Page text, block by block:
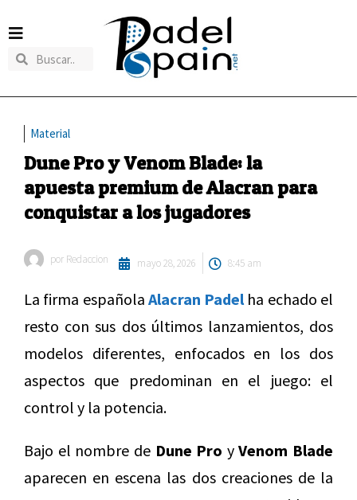
Material
Dune Pro y Venom Blade: la
apuesta premium de Alacran para
conquistar a los jugadores
por Redaccion mayo 28, 2026 8:45 am
La firma española Alacran Padelha echado el
resto con sus dos últimos lanzamientos, dos
modelos diferentes, enfocados en los dos
aspectos que predominan en el juego: el
control y la potencia.
Bajo el nombre de Dune Pro yVenom Blade
aparecen en escena las dos creaciones de la